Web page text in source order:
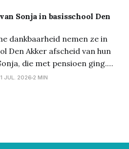
Sonja in basisschool Den
dankbaarheid nemen ze in
Den Akker afscheid van hun
die met pensioen ging.
gaf zij met veel liefde,
1 JUL. 2026 2 MIN